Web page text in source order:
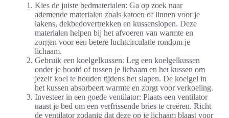
Kies de juiste bedmaterialen: Ga op zoek naar
ademende materialen zoals katoen of linnen voor je
lakens, dekbedovertrekken en kussenslopen. Deze
materialen helpen bij het afvoeren van warmte en
zorgen voor een betere luchtcirculatie rondom je
lichaam.
Gebruik een koelgelkussen: Leg een koelgelkussen
onder je hoofd of tussen je lichaam en het kussen om
jezelf koel te houden tijdens het slapen. De koelgel in
het kussen absorbeert warmte en zorgt voor verkoeling.
Investeer in een goede ventilator: Plaats een ventilator
naast je bed om een verfrissende bries te creëren. Richt
de ventilator zodanig dat deze op je lichaam blaast voor